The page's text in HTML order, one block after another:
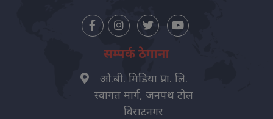
सम्पर्क ठेगाना
ओ.बी. मिडिया प्रा. लि.
स्वागत मार्ग, जनपथ टोल
विराटनगर